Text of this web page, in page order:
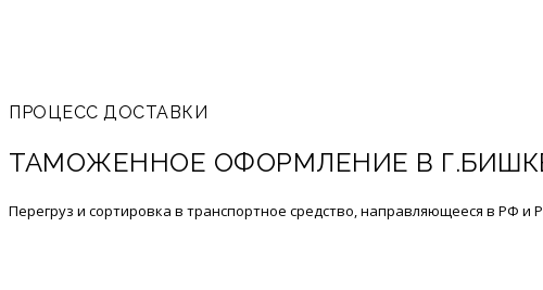
ПРОЦЕСС ДОСТАВКИ
ТАМОЖЕННОЕ ОФОРМЛЕНИЕ В
Перегруз и сортировка в транспортное средство, направляющееся в РФ